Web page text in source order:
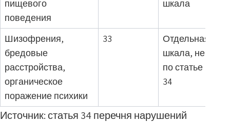
пищевого
поведения
шкала
Шизофрения,
бредовые
расстройства,
органическое
поражение психики
33
Отдельная
шкала, не
по статье
34
Источник: статья 34 перечня нарушений